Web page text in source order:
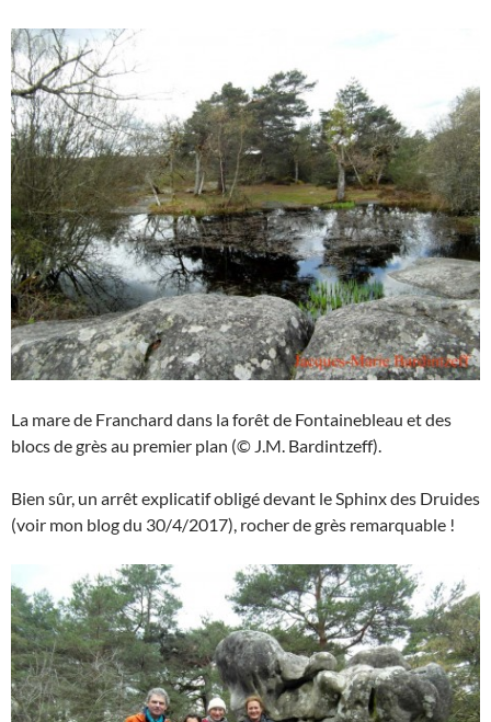
La mare de Franchard dans la forêt de Fontainebleau et des
blocs de grès au premier plan (© J.M. Bardintzeff).
Bien sûr, un arrêt explicatif obligé devant le Sphinx des Druides
(voir mon blog du 30/4/2017), rocher de grès remarquable !